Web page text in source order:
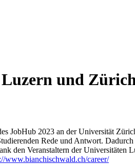
Luzern und
JobHub 2023 an der Universität
Rede und Antwort.
den Veranstaltern der Universitäten
www.bianchischwald.ch/career/